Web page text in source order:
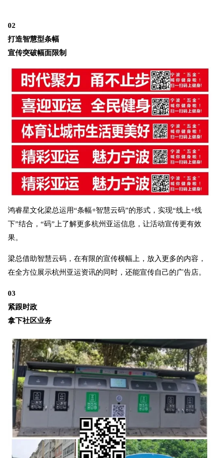
02
打造智慧型条幅
宣传突破幅面限制
鸿睿星文化梁总运用“条幅+智慧云码”的形式，实现“线上+线
下”结合，“码”上了解更多杭州亚运信息，让活动宣传更有效
果。
梁总借助智慧云码，在有限的宣传横幅上，放入更多的内容，
在全方位展示杭州亚运资讯的同时，还能宣传自己的广告店。
03
紧跟时政
拿下社区业务